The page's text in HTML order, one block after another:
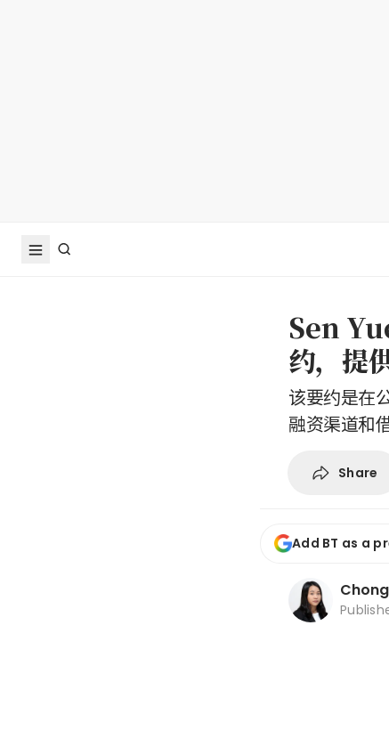
Sen
约，提
该要约是在
融资渠道和
Share
Add BT as a